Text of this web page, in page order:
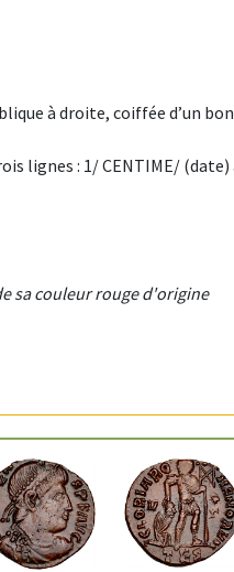
à droite, coiffée d’un
lignes : 1/ CENTIME/ (date)
sa couleur rouge d'origine